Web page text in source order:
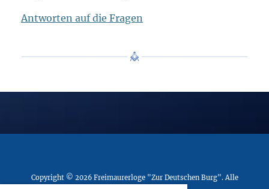
Antworten auf die Fragen
Copyright © 2026 Freimaurerloge "Zur Deutschen Burg". Alle